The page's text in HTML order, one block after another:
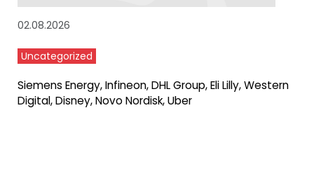
02.08.2026
Uncategorized
Siemens Energy, Infineon, DHL Group, Eli Lilly, Western
Digital, Disney, Novo Nordisk, Uber